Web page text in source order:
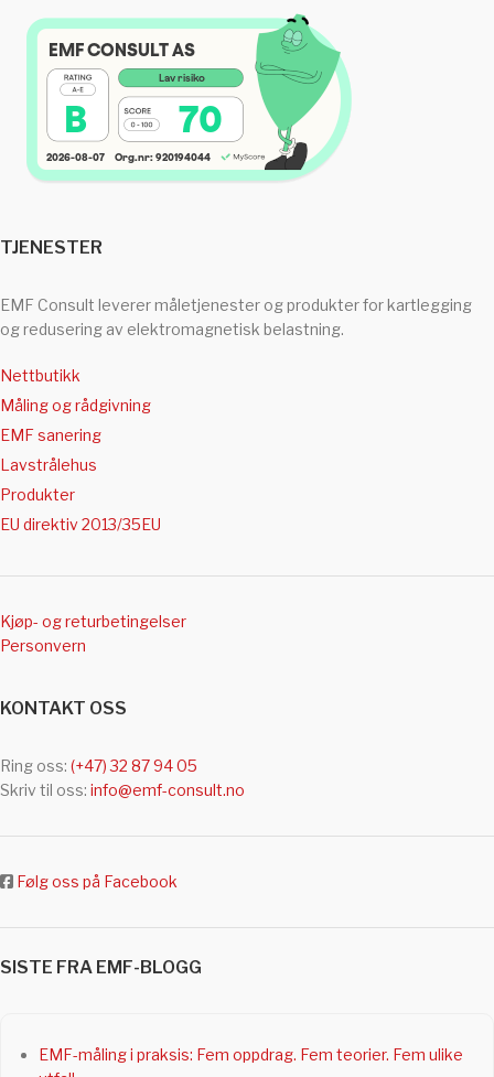
TJENESTER
EMF Consult leverer måletjenester og produkter for kartlegging
og redusering av elektromagnetisk belastning.
Nettbutikk
Måling og rådgivning
EMF sanering
Lavstrålehus
Produkter
EU direktiv 2013/35EU
Kjøp- og returbetingelser
Personvern
KONTAKT OSS
Ring oss: (+47) 32 87 94 05
Skriv til oss: info@emf-consult.no
Følg oss på Facebook
SISTE FRA EMF-BLOGG
EMF-måling i praksis: Fem oppdrag. Fem teorier. Fem ulike